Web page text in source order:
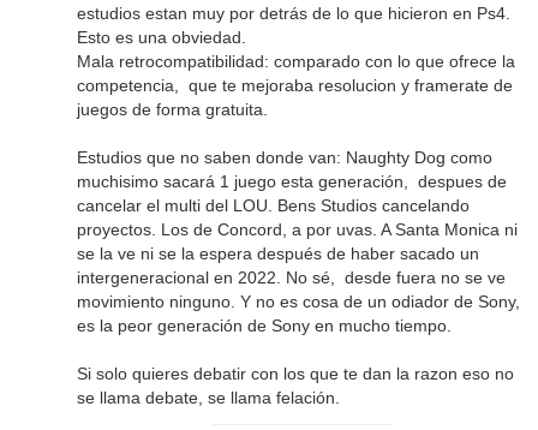
estudios estan muy por detrás de lo que hicieron en Ps4.
Esto es una obviedad.
Mala retrocompatibilidad: comparado con lo que ofrece la
competencia, que te mejoraba resolucion y framerate de
juegos de forma gratuita.
Estudios que no saben donde van: Naughty Dog como
muchisimo sacará 1 juego esta generación, despues de
cancelar el multi del LOU. Bens Studios cancelando
proyectos. Los de Concord, a por uvas. A Santa Monica ni
se la ve ni se la espera después de haber sacado un
intergeneracional en 2022. No sé, desde fuera no se ve
movimiento ninguno. Y no es cosa de un odiador de Sony,
es la peor generación de Sony en mucho tiempo.
Si solo quieres debatir con los que te dan la razon eso no
se llama debate, se llama felación.